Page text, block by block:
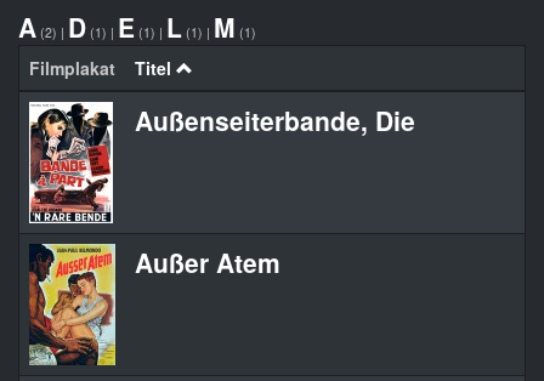
A (2) | D (1) | E (1) | L (1) | M (1)
Filmplakat Titel
Außenseiterbande, Die
Außer Atem